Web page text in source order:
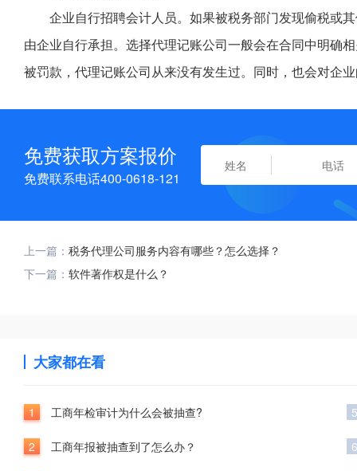
企业自行招聘会计人员。如果被税务部门发现偷税或
由企业自行承担。选择代理记账公司一般会在合同中明确
被罚款，代理记账公司从来没有发生过。同时，也会对企
免费获取方案报价
免费联系电话400-0618-121
上一篇： 税务代理公司服务内容有哪些？怎么选择？
下一篇： 软件著作权是什么？
大家都在看
1 工商年检审计为什么会被抽查?
2 工商年报被抽查到了怎么办？
5
6